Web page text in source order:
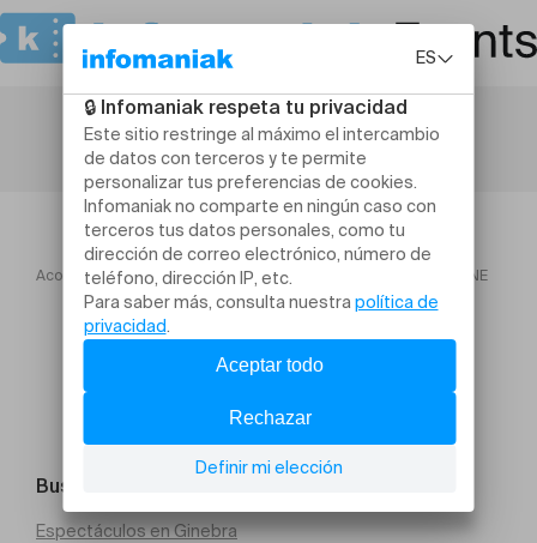
Acogida TO! Saison 2026 LA CANTINE DE NASREDDINE
Buscar un evento
Espectáculos en Ginebra